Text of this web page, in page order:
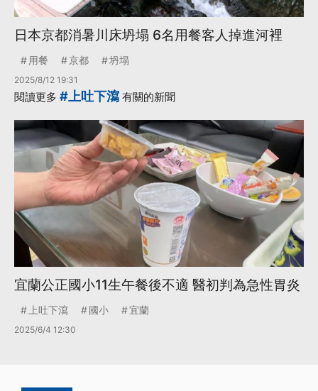
日本京都消暑川床坍塌 6名用餐客人掉進河裡
用餐 京都 坍塌
2025/8/12 19:31
閱讀更多 #上吐下瀉 有關的新聞
宜蘭公正國小11生午餐後不適 醫初判為急性胃炎
上吐下瀉 國小 宜蘭
2025/6/4 12:30